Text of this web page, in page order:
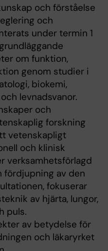
och förståelse
och
under termin 1
om funktion,
genom studier i
biokemi,
levnadsvanor.
och
forskning
vetenskapligt
och klinisk
verksamhetsförlagd
fördjupning av den
fokuserar
av hjärta, lungor,
puls.
av betydelse för
och läkaryrket